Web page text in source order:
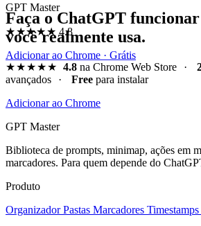
GPT Master
★★★★★ 4.8
Adicionar ao Chrome · Grátis
Faça o ChatGPT
você realmente usa.
★★★★★ 4.8na Chrome Web Store ·
avançados
· Free para instalar
Adicionar ao Chrome
GPT Master
Biblioteca de prompts, minimap, ações em
marcadores. Para quem depende do
Produto
OrganizadorPastas Marcadores Timestamps